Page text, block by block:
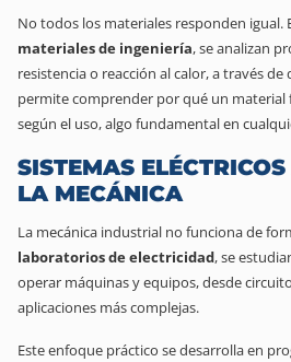
No todos los materiales responden igual.
materiales de ingeniería, se analizan
resistencia o reacción al calor, a través de
permite comprender por qué un
según el uso, algo fundamental en
SISTEMAS
LA MECÁNICA
La mecánica industrial no funciona de
laboratorios de electricidad, se
operar máquinas y equipos, desde
aplicaciones más complejas.
Este enfoque práctico se desarrolla en